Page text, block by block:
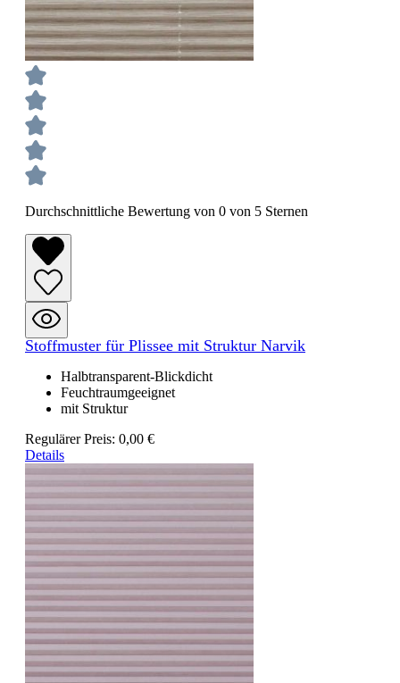
Durchschnittliche Bewertung von 0 von 5 Sternen
Stoffmuster für Plissee mit Struktur Narvik
Halbtransparent-Blickdicht
Feuchtraumgeeignet
mit Struktur
Regulärer Preis: 0,00 €
Details